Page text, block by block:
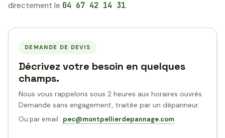
directement le 04 67 42 14 31.
DEMANDE DE DEVIS
Décrivez votre besoin en quelques
champs.
Nous vous rappelons sous 2 heures aux horaires ouvrés.
Demande sans engagement, traitée par un dépanneur.
Ou par email : pec@montpellierdepannage.com